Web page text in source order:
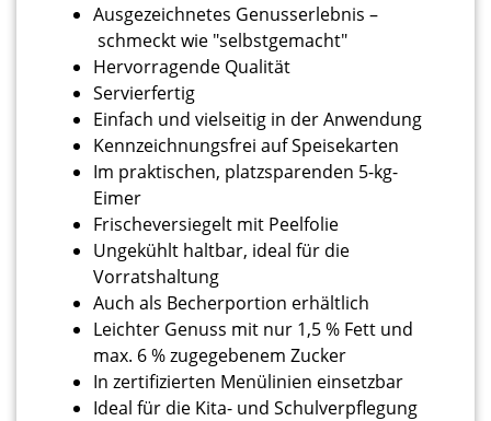
Ausgezeichnetes Genusserlebnis –
schmeckt wie "selbstgemacht"
Hervorragende Qualität
Servierfertig
Einfach und vielseitig in der Anwendung
Kennzeichnungsfrei auf Speisekarten
Im praktischen, platzsparenden 5-kg-
Eimer
Frischeversiegelt mit Peelfolie
Ungekühlt haltbar, ideal für die
Vorratshaltung
Auch als Becherportion erhältlich
Leichter Genuss mit nur 1,5 % Fett und
max. 6 % zugegebenem Zucker
In zertifizierten Menülinien einsetzbar
Ideal für die Kita- und Schulverpflegung